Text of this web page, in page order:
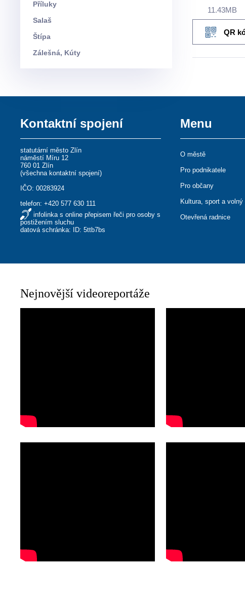
Příluky
Salaš
Štípa
Zálešná, Kúty
11.43MB
QR
Kontaktní spojení
statutární město Zlín
náměstí Míru 12
760 01 Zlín
(všechna kontaktní spojení)
IČO: 00283924
telefon:+420 577 630 111
infolinka s online přepisem řeči pro osoby s
postižením sluchu
datová schránka: ID: 5ttb7bs
Menu
O městě
Pro podnikatele
Pro občany
Kultura, sport a volný
Otevřená radnice
Nejnovější videoreportáže